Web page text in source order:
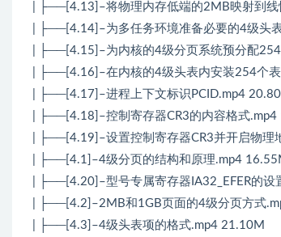
| ├──[4.13]–将物理内存低端的2MB映射到
| ├──[4.14]–为多任务环境准备必要的4级头
| ├──[4.15]–为内核的4级分页系统预分配
| ├──[4.16]–在内核的4级头表内安装254个
| ├──[4.17]–进程上下文标识PCID.mp4
| ├──[4.18]–控制寄存器CR3的内容格式.mp4
| ├──[4.19]–设置控制寄存器CR3并开启物理
| ├──[4.1]–4级分页的结构和原理.mp4
| ├──[4.20]–型号专属寄存器IA32_EFER的
| ├──[4.2]–2MB和1GB页面的4级分页方式
| ├──[4.3]–4级头表项的格式.mp4 21.10M